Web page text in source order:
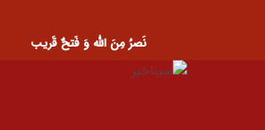
نَصرُ مِنَ الله وَ فَتحٌ قَریب